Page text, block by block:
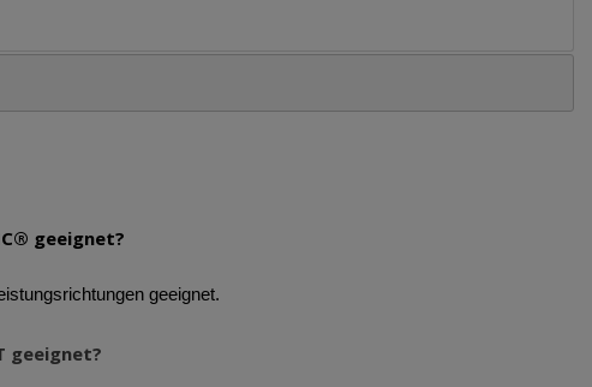
geeignet?
geeignet.
geeignet?